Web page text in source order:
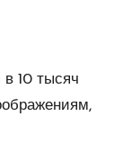
10 тысяч